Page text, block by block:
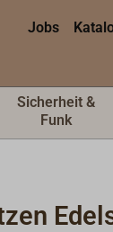
Jobs
Sicherheit &
Funk